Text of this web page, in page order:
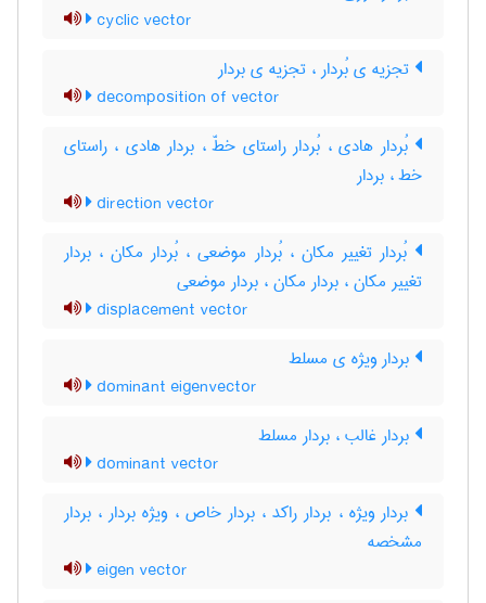
cyclic vector
تجزیه ی بُردار ، تجزیه ی بردار
decomposition of vector
بُردار هادی ، بُردار راستای خطّ ، بردار هادی ، راستای
خط ، بردار
direction vector
بُردار تغییر مکان ، بُردار موضعی ، بُردار مکان ، بردار
تغییر مکان ، بردار مکان ، بردار موضعی
displacement vector
بردار ویژه ی مسلط
dominant eigenvector
بردار غالب ، بردار مسلط
dominant vector
بردار ویژه ، بردار راکد ، بردار خاص ، ویژه بردار ، بردار
مشخصه
eigen vector